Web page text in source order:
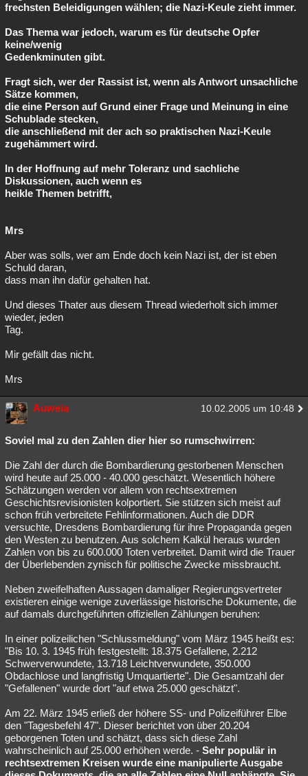
frechsten Beleidigungen wählen; die Nazi-Keule zieht immer.
Das Thema war jedoch, warum es für deutsche Opfer
keine/wenig
Gedenkminuten gibt.
Fragt sich, wer der Rassist ist, wenn als Antwort unsachliche
Sätze kommen,
die eine Person auf Grund einer Frage und Meinung in eine
Schublade stecken,
die anschließend mit der ach so praktischen Nazi-Keule
zugehämmert wird.
In der Hoffnung auf mehr Toleranz und sachliche
Diskussionen, auch wenn es
heikle Themen betrifft,
Mrs
Aber was solls, wer am Ende doch kein Nazi ist, der ist eben
Schuld daran,
dass man ihn dafür gehalten hat.
Und dieses Thater aus diesem Thread wiederholt sich immer
wieder, jeden
Tag.
Mir gefällt das nicht.
Mrs
Auweia 10.02.2005 um 10:48
Soviel mal zu den Zahlen dier hier so rumschwirren:
Die Zahl der durch die Bombardierung gestorbenen Menschen
wird heute auf 25.000 - 40.000 geschätzt. Wesentlich höhere
Schätzungen werden vor allem von rechtsextremen
Geschichtsrevisionisten kolportiert. Sie stützen sich meist auf
schon früh verbreitete Fehlinformationen. Auch die DDR
versuchte, Dresdens Bombardierung für ihre Propaganda gegen
den Westen zu benutzen. Aus solchem Kalkül heraus wurden
Zahlen von bis zu 600.000 Toten verbreitet. Damit wird die Trauer
der Überlebenden zynisch für politische Zwecke missbraucht.
Neben zweifelhaften Aussagen damaliger Regierungsvertreter
existieren einige wenige zuverlässige historische Dokumente, die
auf damals durchgeführten offiziellen Zählungen beruhen:
In einer polizeilichen "Schlussmeldung" vom März 1945 heißt es:
"Bis 10. 3. 1945 früh festgestellt: 18.375 Gefallene, 2.212
Schwerverwundete, 13.718 Leichtverwundete, 350.000
Obdachlose und langfristig Umquartierte". Die Gesamtzahl der
"Gefallenen" wurde dort "auf etwa 25.000 geschätzt".
Am 22. März 1945 erließ der höhere SS- und Polizeiführer Elbe
den "Tagesbefehl 47". Dieser berichtet von über 20.204
geborgenen Toten und schätzt, dass sich diese Zahl
wahrscheinlich auf 25.000 erhöhen werde. - Sehr populär in
rechtsextremen Kreisen wurde eine manipulierte Ausgabe